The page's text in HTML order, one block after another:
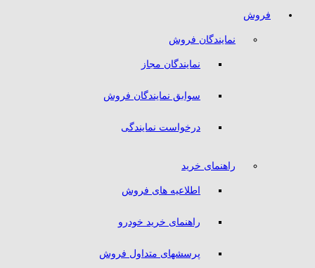
فروش
نمایندگان فروش
نمایندگان مجاز
سوابق نمایندگان فروش
درخواست نمایندگی
راهنمای خرید
اطلاعیه های فروش
راهنمای خرید خودرو
پرسشهای متداول فروش